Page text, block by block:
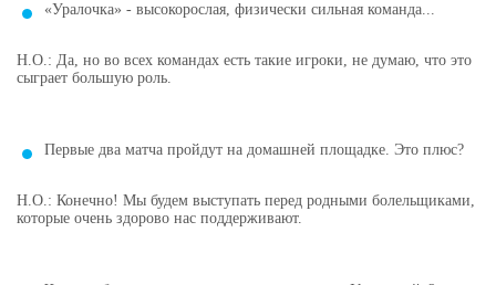
«Уралочка» - высокорослая, физически сильная команда...
Н.О.: Да, но во всех командах есть такие игроки, не думаю, что это
сыграет большую роль.
Первые два матча пройдут на домашней площадке. Это плюс?
Н.О.: Конечно! Мы будем выступать перед родными болельщиками,
которые очень здорово нас поддерживают.